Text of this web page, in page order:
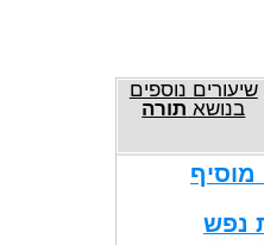
שיעורים נוספים
בנושא תורה
מוסיף
נפש